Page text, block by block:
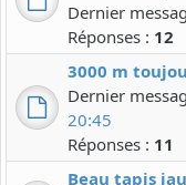
Dernier
Réponses : 12
3000 m
Dernier
20:45
Réponses : 11
Beau tapis